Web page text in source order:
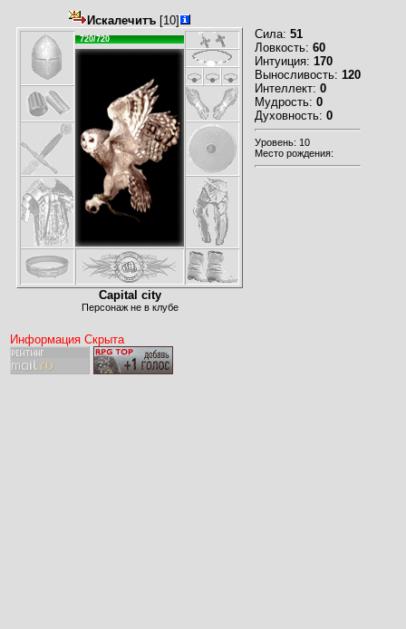
Искалечитъ [10]
720/720
Capital city
Персонаж не в клубе
Сила: 51
Ловкость: 60
Интуиция: 170
Выносливость: 120
Интеллект: 0
Мудрость: 0
Духовность: 0
Уровень: 10
Место рождения:
Информация Скрыта